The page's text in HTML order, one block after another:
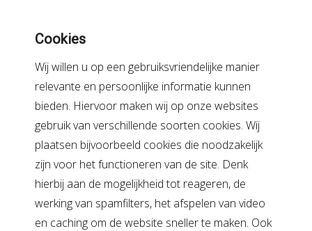
Cookies
Wij willen u op een gebruiksvriendelijke manier
relevante en persoonlijke informatie kunnen
bieden. Hiervoor maken wij op onze websites
gebruik van verschillende soorten cookies. Wij
plaatsen bijvoorbeeld cookies die noodzakelijk
zijn voor het functioneren van de site. Denk
hierbij aan de mogelijkheid tot reageren, de
werking van spamfilters, het afspelen van video
en caching om de website sneller te maken. Ook